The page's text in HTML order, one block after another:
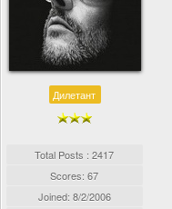
Дилетант
Total Posts : 2417
Scores: 67
Joined: 8/2/2006